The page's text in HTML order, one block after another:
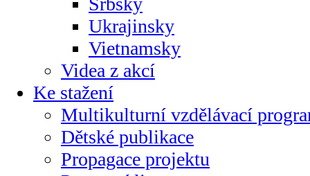
Ukrajinsky
Vietnamsky
Videa z akcí
Ke stažení
Multikulturní vzdělávací
Dětské publikace
Propagace projektu